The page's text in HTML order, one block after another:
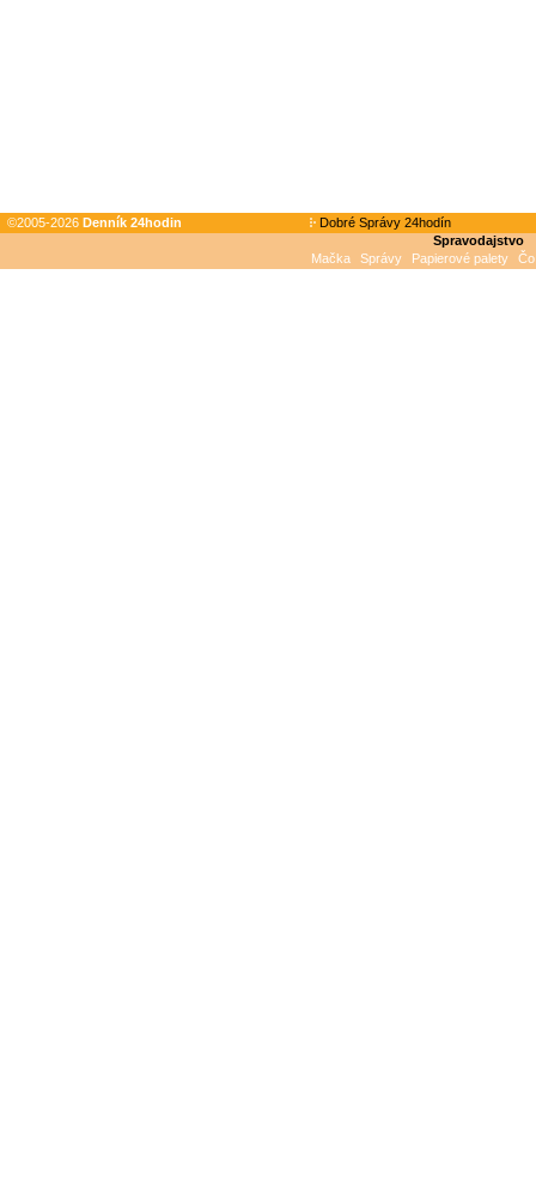
©2005-2026 Denník 24hodin
Dobré Správy 24hodín
Spravodajstvo
Mačka
Správy Papierové palety